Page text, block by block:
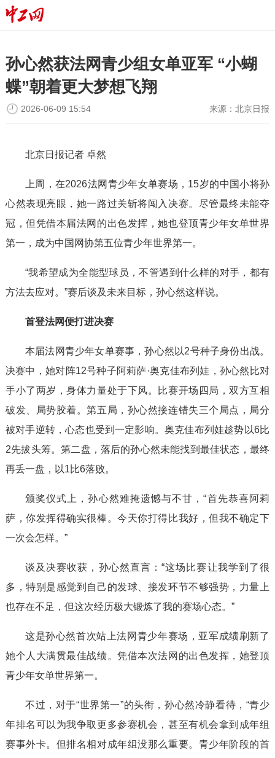
孙心然获法网青少组女单亚军 “小蝴
蝶”朝着更大梦想飞翔
来源：北京日报
2026-06-09 15:54
北京日报记者 卓然
上周，在2026法网青少年女单赛场，15岁的中国小将孙
心然表现亮眼，她一路过关斩将闯入决赛。尽管最终未能夺
冠，但凭借本届法网的出色发挥，她也登顶青少年女单世界
第一，成为中国网协第五位青少年世界第一。
“我希望成为全能型球员，不管遇到什么样的对手，都有
方法去应对。”赛后谈及未来目标，孙心然这样说。
首登法网便打进决赛
本届法网青少年女单赛事，孙心然以2号种子身份出战。
决赛中，她对阵12号种子阿莉萨·奥克佳布列娃，孙心然比对
手小了两岁，身体力量处于下风。比赛开场四局，双方互相
破发、局势胶着。第五局，孙心然接连错失三个局点，局分
被对手逆转，心态也受到一定影响。奥克佳布列娃趁势以6比
2先拔头筹。第二盘，落后的孙心然未能找到最佳状态，最终
再丢一盘，以1比6落败。
颁奖仪式上，孙心然难掩遗憾与不甘，“首先恭喜阿莉
萨，你发挥得确实很棒。今天你打得比我好，但我不确定下
一次会怎样。”
谈及决赛收获，孙心然直言：“这场比赛让我学到了很
多，特别是感觉到自己的发球、接发环节不够强势，力量上
也存在不足，但这次经历极大锻炼了我的赛场心态。”
这是孙心然首次站上法网青少年赛场，亚军成绩刷新了
她个人大满贯最佳战绩。凭借本次法网的出色发挥，她登顶
青少年女单世界第一。
不过，对于“世界第一”的头衔，孙心然冷静看待，“青少
年排名可以为我争取更多参赛机会，甚至有机会拿到成年组
赛事外卡。但排名相对成年组没那么重要。青少年阶段的首